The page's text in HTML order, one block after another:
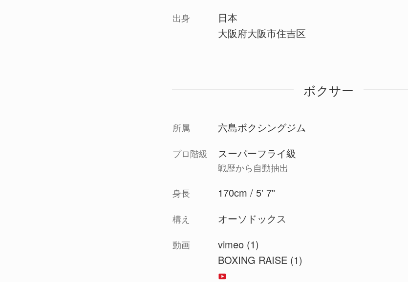
出身
日本
大阪府大阪市住吉区
ボクサー
所属 六島ボクシングジム
プロ階級 スーパーフライ級
戦歴から自動抽出
身長 170cm / 5' 7"
構え オーソドックス
動画
vimeo (1)
BOXING RAISE (1)